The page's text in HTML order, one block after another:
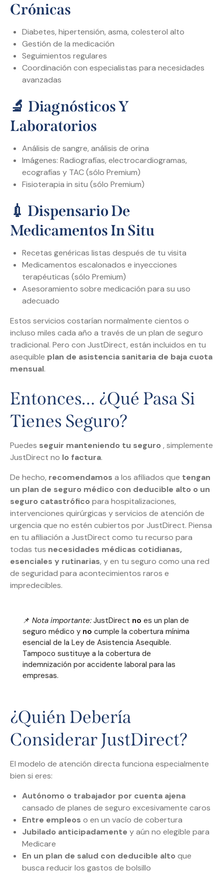
Crónicas
Diabetes, hipertensión, asma, colesterol alto
Gestión de la medicación
Seguimientos regulares
Coordinación con especialistas para necesidades
avanzadas
🔬 Diagnósticos Y
Laboratorios
Análisis de sangre, análisis de orina
Imágenes: Radiografías, electrocardiogramas,
ecografías y TAC (sólo Premium)
Fisioterapia in situ (sólo Premium)
💉 Dispensario De
Medicamentos In Situ
Recetas genéricas listas después de tu visita
Medicamentos escalonados e inyecciones
terapéuticas (sólo Premium)
Asesoramiento sobre medicación para su uso
adecuado
Estos servicios costarían normalmente cientos o
incluso miles cada año a través de un plan de seguro
tradicional. Pero con JustDirect, están incluidos en tu
asequible plan de asistencia sanitaria de baja cuota
mensual.
Entonces… ¿qué Pasa Si
Tienes Seguro?
Puedes seguir manteniendo tu seguro , simplemente
JustDirect no lo factura.
De hecho, recomendamos a los afiliados que tengan
un plan de seguro médico con deducible alto o un
seguro catastrófico para hospitalizaciones,
intervenciones quirúrgicas y servicios de atención de
urgencia que no estén cubiertos por JustDirect. Piensa
en tu afiliación a JustDirect como tu recurso para
todas tus necesidades médicas cotidianas,
esenciales y rutinarias, y en tu seguro como una red
de seguridad para acontecimientos raros e
impredecibles.
📌 Nota importante: JustDirect no es un plan de
seguro médico y no cumple la cobertura mínima
esencial de la Ley de Asistencia Asequible.
Tampoco sustituye a la cobertura de
indemnización por accidente laboral para las
empresas.
¿Quién Debería
Considerar JustDirect?
El modelo de atención directa funciona especialmente
bien si eres:
Autónomo o trabajador por cuenta ajena
cansado de planes de seguro excesivamente caros
Entre empleos o en un vacío de cobertura
Jubilado anticipadamente y aún no elegible para
Medicare
En un plan de salud con deducible alto que
busca reducir los gastos de bolsillo